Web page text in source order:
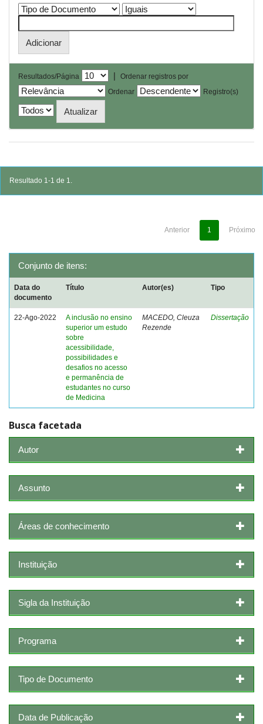
Resultados/Página |
Ordenar registros por
Ordenar
Registro(s)
Resultado 1-1 de 1.
Anterior 1 Próximo
Conjunto de itens:
Data do
documento
Título Autor(es) Tipo
22-Ago-2022
A inclusão no ensino
superior um estudo
sobre
acessibilidade,
possibilidades e
desafios no acesso
e permanência de
estudantes no curso
de Medicina
MACEDO, Cleuza
Rezende
Dissertação
Busca facetada
Autor
Assunto
Áreas de conhecimento
Instituição
Sigla da Instituição
Programa
Tipo de Documento
Data de Publicação